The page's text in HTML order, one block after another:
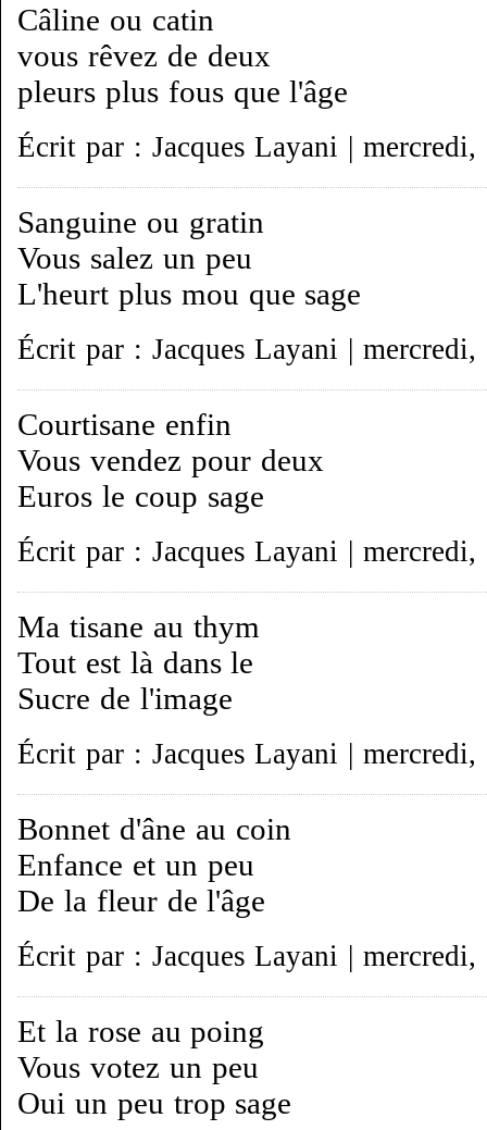
Câline ou catin
vous rêvez de deux
pleurs plus fous que l'âge
Écrit par : Jacques Layani |
Sanguine ou gratin
Vous salez un peu
L'heurt plus mou que sage
Écrit par : Jacques Layani |
Courtisane enfin
Vous vendez pour deux
Euros le coup sage
Écrit par : Jacques Layani |
Ma tisane au thym
Tout est là dans le
Sucre de l'image
Écrit par : Jacques Layani |
Bonnet d'âne au coin
Enfance et un peu
De la fleur de l'âge
Écrit par : Jacques Layani |
Et la rose au poing
Vous votez un peu
Oui un peu trop sage